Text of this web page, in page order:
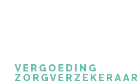
VERGOEDING
ZORGVERZEKERAAR